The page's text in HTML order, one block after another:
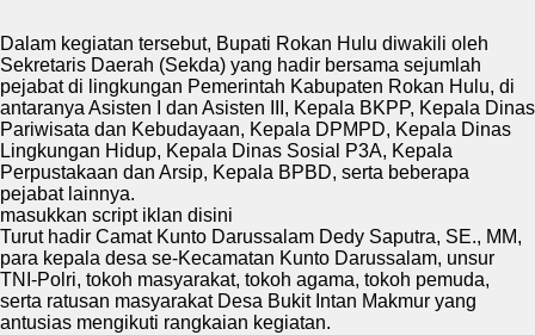
Dalam kegiatan tersebut, Bupati Rokan Hulu diwakili oleh
Sekretaris Daerah (Sekda) yang hadir bersama sejumlah
pejabat di lingkungan Pemerintah Kabupaten Rokan Hulu, di
antaranya Asisten I dan Asisten III, Kepala BKPP, Kepala Dinas
Pariwisata dan Kebudayaan, Kepala DPMPD, Kepala Dinas
Lingkungan Hidup, Kepala Dinas Sosial P3A, Kepala
Perpustakaan dan Arsip, Kepala BPBD, serta beberapa
pejabat lainnya.
masukkan script iklan disini
Turut hadir Camat Kunto Darussalam Dedy Saputra, SE., MM,
para kepala desa se-Kecamatan Kunto Darussalam, unsur
TNI-Polri, tokoh masyarakat, tokoh agama, tokoh pemuda,
serta ratusan masyarakat Desa Bukit Intan Makmur yang
antusias mengikuti rangkaian kegiatan.